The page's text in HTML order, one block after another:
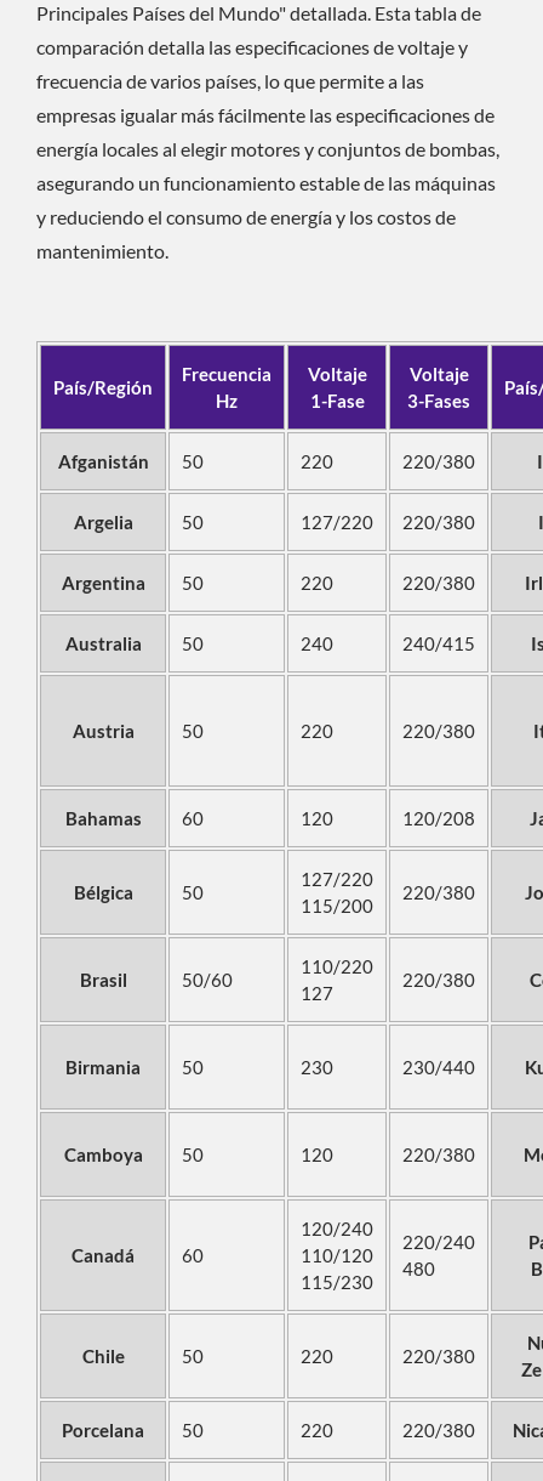
Principales Países del Mundo" detallada. Esta tabla de
comparación detalla las especificaciones de voltaje y
frecuencia de varios países, lo que permite a las
empresas igualar más fácilmente las especificaciones de
energía locales al elegir motores y conjuntos de bombas,
asegurando un funcionamiento estable de las máquinas
y reduciendo el consumo de energía y los costos de
mantenimiento.
País/Región
Frecuencia
Hz
Voltaje
1-Fase
Voltaje
3-Fases
Afganistán 50 220 220/380
Argelia 50 127/220 220/380
Argentina 50 220 220/380
Australia 50 240 240/415
Austria 50 220 220/380
Bahamas 60 120 120/208
Bélgica 50
127/220
115/200
220/380
Brasil 50/60
110/220
127
220/380
Birmania 50 230 230/440
Camboya 50 120 220/380
Canadá 60
120/240
110/120
115/230
220/240
480
Chile 50 220 220/380
Porcelana 50 220 220/380